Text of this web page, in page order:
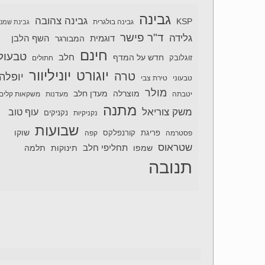
KSP גבינה גבינה בולגרית גבינה צהובה גבינת
גלידה ד"ר פישר דוגמית המבורגר השף הלבן
זוגלובק חדש על המדף חינם חלב חתולים
טבעוני טירת צבי טרה יוגורט יוניליוור
יטבתה מולר מוצרלה מעדן חלב מעדנות משקאות
משק צוריאל מתנה נקניקיות נקניקים עוף טוב
פסטרמה פריגת קורנפלקס קפה שבועות שוקו
שטראוס שמפו תחליפי חלב תינוקות תלמה
תנובה